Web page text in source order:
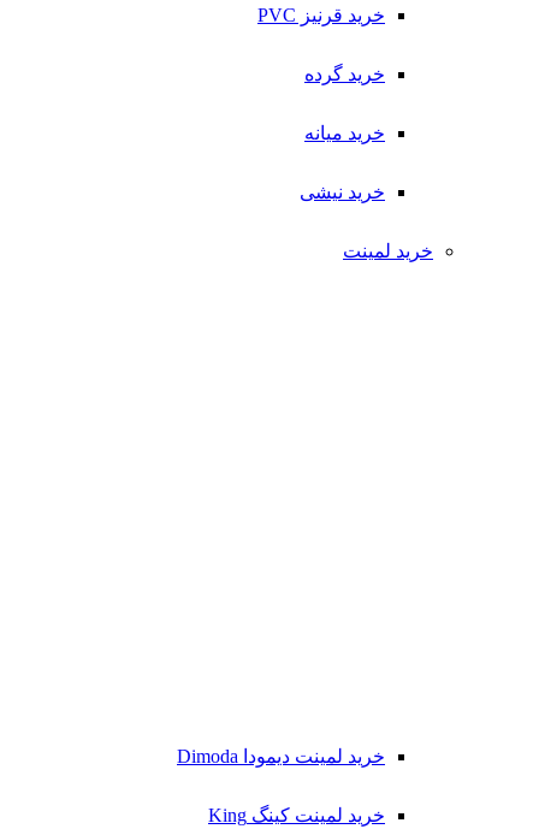
خرید قرنیز PVC
خرید گرده
خرید میانه
خرید نیشی
خرید لمینت
خرید لمینت دیمودا Dimoda
خرید لمینت کینگ King